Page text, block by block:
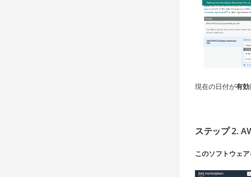
現在の日付が有効
ステップ 2.
このソフトウェ